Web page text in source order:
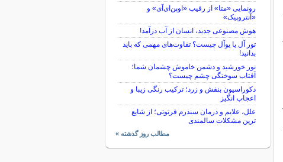
رونمایی «متا» از رقیب «اوپن‌ای‌آی» و
«آنتروپیک»
هوش مصنوعی جدید، انسان از آب درآمد!
تور آل یا یوآل چیست؟ تفاوت‌های مهمی که باید
بدانید!
نور خورشید و دشمن خاموش چشمان شما؛
آفتاب سوختگی چشم چیست؟
دکوراسیون بنفش و زرد؛ ترکیب رنگی زیبا و
اعجاب انگیز
علل، علایم و درمان سندرم فرتوتی؛ از شایع
ترین مشکلات سالمندی
مطالب روز گذشته »